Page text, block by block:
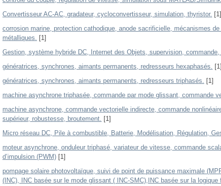
Convertisseur AC-AC, gradateur, cycloconvertisseur, simulation, thyristor. [1]
corrosion marine, protection cathodique, anode sacrificielle, mécanismes
métalliques. [1]
Gestion, système hybride DC, Internet des Objets, supervision,
génératrices, synchrones, aimants permanents, redresseurs hexaphasés.
génératrices, synchrones, aimants permanents, redresseurs triphasés. [1]
machine asynchrone triphasée, commande par mode glissant, commande
machine asynchrone, commande vectorielle indirecte, commande
supérieur, robustesse, broutement. [1]
Micro réseau DC, Pile à combustible, Batterie, Modélisation, Régulation,
moteur asynchrone, onduleur triphasé, variateur de vitesse, commande
d’impulsion (PWM) [1]
pompage solaire photovoltaïque, suivi de point de puissance maximale
(INC), INC basée sur le mode glissant ( INC-SMC),INC basée sur la logique